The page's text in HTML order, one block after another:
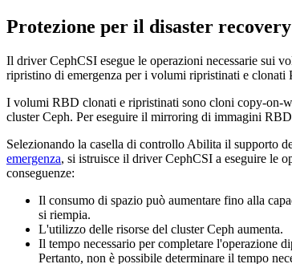
Protezione per il disaster
Il driver CephCSI esegue le operazioni necessarie sui
ripristino di emergenza per i volumi ripristinati e clonati
I volumi RBD clonati e ripristinati sono cloni copy-on-
cluster Ceph. Per eseguire il mirroring di immagini
Selezionando la casella di controllo Abilita il supporto
emergenza, si istruisce il driver CephCSI a eseguire le
conseguenze:
Il consumo di spazio può aumentare fino alla
si riempia.
L'utilizzo delle risorse del cluster Ceph aumenta.
Il tempo necessario per completare l'operazione
Pertanto, non è possibile determinare il tempo